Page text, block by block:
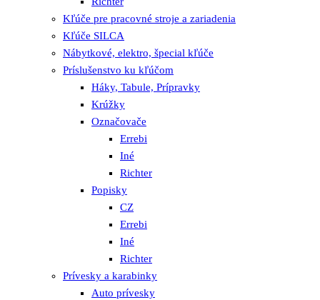
Kľúče pre pracovné stroje a zariadenia
Kľúče SILCA
Nábytkové, elektro, špecial kľúče
Príslušenstvo ku kľúčom
Háky, Tabule, Prípravky
Krúžky
Označovače
Errebi
Iné
Richter
Popisky
CZ
Errebi
Iné
Richter
Prívesky a karabinky
Auto prívesky